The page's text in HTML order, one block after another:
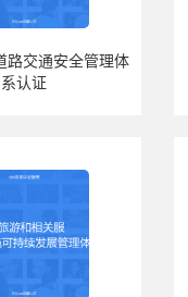
交通安全管理体
系认证